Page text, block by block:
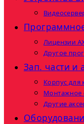
Лицензии
Другое
Зап. части и
Корпус для
Монтажное
Другие